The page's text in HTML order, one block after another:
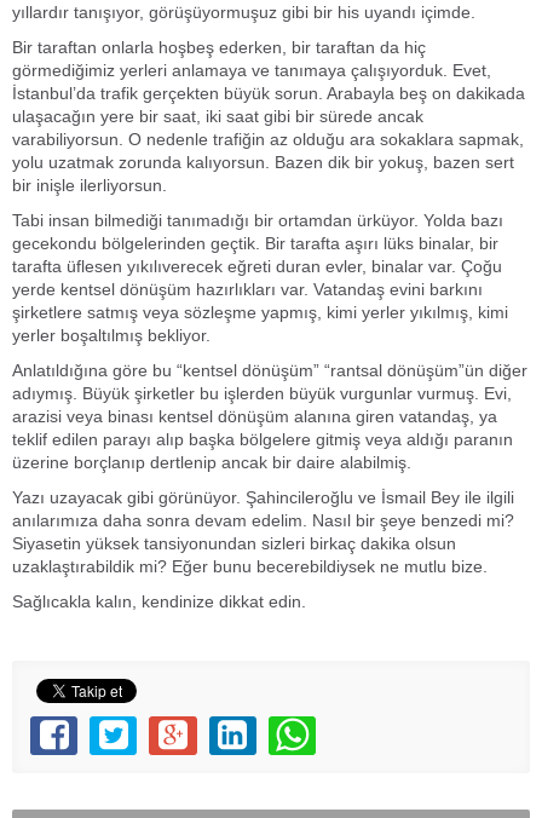
yıllardır tanışıyor, görüşüyormuşuz gibi bir his uyandı içimde.
Bir taraftan onlarla hoşbeş ederken, bir taraftan da hiç
görmediğimiz yerleri anlamaya ve tanımaya çalışıyorduk. Evet,
İstanbul’da trafik gerçekten büyük sorun. Arabayla beş on dakikada
ulaşacağın yere bir saat, iki saat gibi bir sürede ancak
varabiliyorsun. O nedenle trafiğin az olduğu ara sokaklara sapmak,
yolu uzatmak zorunda kalıyorsun. Bazen dik bir yokuş, bazen sert
bir inişle ilerliyorsun.
Tabi insan bilmediği tanımadığı bir ortamdan ürküyor. Yolda bazı
gecekondu bölgelerinden geçtik. Bir tarafta aşırı lüks binalar, bir
tarafta üflesen yıkılıverecek eğreti duran evler, binalar var. Çoğu
yerde kentsel dönüşüm hazırlıkları var. Vatandaş evini barkını
şirketlere satmış veya sözleşme yapmış, kimi yerler yıkılmış, kimi
yerler boşaltılmış bekliyor.
Anlatıldığına göre bu “kentsel dönüşüm” “rantsal dönüşüm”ün diğer
adıymış. Büyük şirketler bu işlerden büyük vurgunlar vurmuş. Evi,
arazisi veya binası kentsel dönüşüm alanına giren vatandaş, ya
teklif edilen parayı alıp başka bölgelere gitmiş veya aldığı paranın
üzerine borçlanıp dertlenip ancak bir daire alabilmiş.
Yazı uzayacak gibi görünüyor. Şahincileroğlu ve İsmail Bey ile ilgili
anılarımıza daha sonra devam edelim. Nasıl bir şeye benzedi mi?
Siyasetin yüksek tansiyonundan sizleri birkaç dakika olsun
uzaklaştırabildik mi? Eğer bunu becerebildiysek ne mutlu bize.
Sağlıcakla kalın, kendinize dikkat edin.